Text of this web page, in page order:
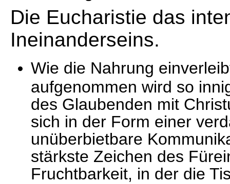
Die Eucharistie das
Ineinanderseins.
Wie die Nahrung
aufgenommen wird so
des Glaubenden mit
sich in der Form einer
unüberbietbare
stärkste Zeichen des
Fruchtbarkeit, in der die